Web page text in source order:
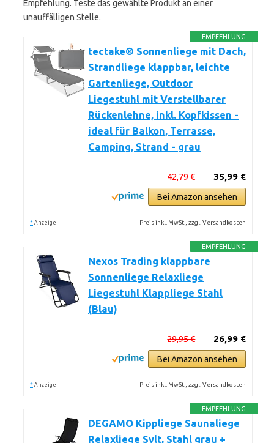
Empfehlung. Teste das gewählte Produkt an einer
unauffälligen Stelle.
EMPFEHLUNG
tectake® Sonnenliege mit Dach,
Strandliege klappbar, leichte
Gartenliege, Outdoor
Liegestuhl mit Verstellbarer
Rückenlehne, inkl. Kopfkissen -
ideal für Balkon, Terrasse,
Camping, Strand - grau
35,99 €
42,79 €
Bei Amazon ansehen
* Anzeige Preis inkl. MwSt., zzgl. Versandkosten
EMPFEHLUNG
Nexos Trading klappbare
Sonnenliege Relaxliege
Liegestuhl Klappliege Stahl
(Blau)
26,99 €
29,95 €
Bei Amazon ansehen
* Anzeige Preis inkl. MwSt., zzgl. Versandkosten
EMPFEHLUNG
DEGAMO Kippliege Saunaliege
Relaxliege Sylt, Stahl grau +